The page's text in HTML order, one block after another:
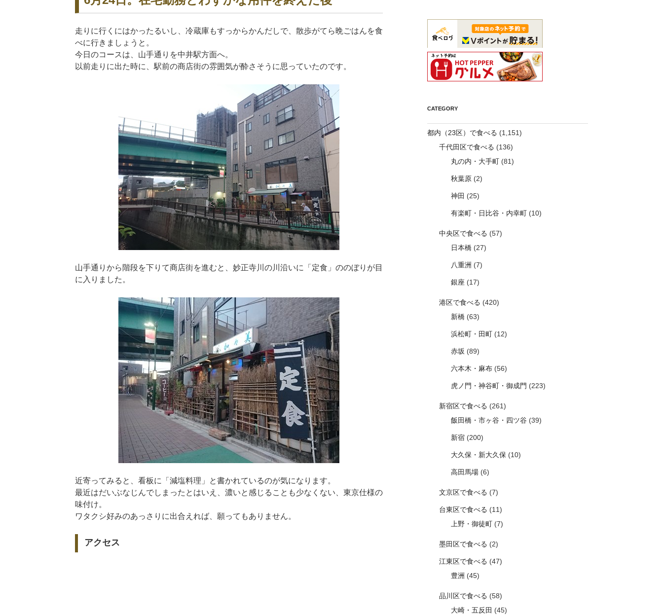
走りに行くにはかったるいし、冷蔵庫もすっからかんだしで、散歩がてら晩ごはんを食
べに行きましょうと。
今日のコースは、山手通りを中井駅方面へ。
以前走りに出た時に、駅前の商店街の雰囲気が酔さそうに思っていたのです。
山手通りから階段を下りて商店街を進むと、妙正寺川の川沿いに「定食」ののぼりが目
に入りました。
近寄ってみると、看板に「減塩料理」と書かれているのが気になります。
最近はだいぶなじんでしまったとはいえ、濃いと感じることも少なくない、東京仕様の
味付け。
ワタクシ好みのあっさりに出合えれば、願ってもありません。
アクセス
CATEGORY
都内（23区）で食べる (1,151)
千代田区で食べる (136)
丸の内・大手町 (81)
秋葉原 (2)
神田 (25)
有楽町・日比谷・内幸町 (10)
中央区で食べる (57)
日本橋 (27)
八重洲 (7)
銀座 (17)
港区で食べる (420)
新橋 (63)
浜松町・田町 (12)
赤坂 (89)
六本木・麻布 (56)
虎ノ門・神谷町・御成門 (223)
新宿区で食べる (261)
飯田橋・市ヶ谷・四ツ谷 (39)
新宿 (200)
大久保・新大久保 (10)
高田馬場 (6)
文京区で食べる (7)
台東区で食べる (11)
上野・御徒町 (7)
墨田区で食べる (2)
江東区で食べる (47)
豊洲 (45)
品川区で食べる (58)
大崎・五反田 (45)